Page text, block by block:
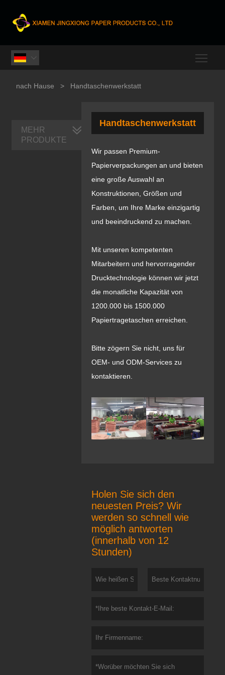

nach Hause > Handtaschenwerkstatt
Handtaschenwerkstatt
Wir passen Premium-
Papierverpackungen an und bieten
eine große Auswahl an
Konstruktionen, Größen und
Farben, um Ihre Marke einzigartig
und beeindruckend zu machen.
Mit unseren kompetenten
Mitarbeitern und hervorragender
Drucktechnologie können wir jetzt
die monatliche Kapazität von
1200.000 bis 1500.000
Papiertragetaschen erreichen.
Bitte zögern Sie nicht, uns für
OEM- und ODM-Services zu
kontaktieren.
Holen Sie sich den
neuesten Preis? Wir
werden so schnell wie
möglich antworten
(innerhalb von 12
Stunden)
MEHR
PRODUKTE